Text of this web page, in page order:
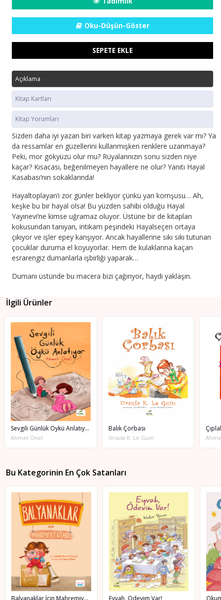
Oku-Düşün-Göster
SEPETE EKLE
Açıklama
Kitap Kartları
Kitap Yorumları
Sizden daha iyi yazan biri varken kitap yazmaya gerek var mı? Ya
da ressamlar en güzellerini kullanmışken renklere uzanmaya?
Peki, mor gökyüzü olur mu? Rüyalarınızın sonu sizden niye
kaçar? Kısacası, beğenilmeyen hayallere ne olur? Yanıtı Hayal
Kasabası’nın sokaklarında!
Hayaltoplayan’ı zor günler bekliyor çünkü yan komşusu… Ah,
keşke bu bir hayal olsa! Bu yüzden sahibi olduğu Hayal
Yayınevi’ne kimse uğramaz oluyor. Üstüne bir de kitapları
kokusundan tanıyan, intikam peşindeki Hayalseçen ortaya
çıkıyor ve işler epey karışıyor. Ancak hayallerine sıkı sıkı tutunan
çocuklar duruma el koyuyorlar. Hem de kulaklarına kaçan
esrarengiz dumanlarla işbirliği yaparak…
Dumanı üstünde bu macera bizi çağırıyor, haydi yaklaşın.
İlgili Ürünler
Sevgili Günlük Öykü Anlatıyor
Ahmet Önel
Balık Çorbası
Ursula K. Le Guin
Bu Kategorinin En Çok Satanları